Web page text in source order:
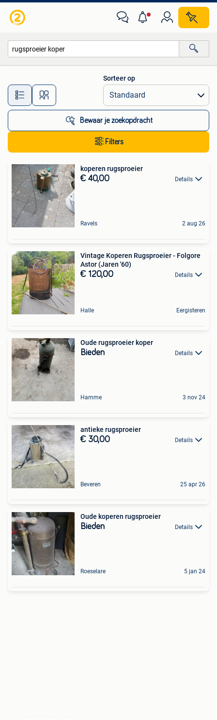
Alle afstanden…
Sorteer op
Bewaar je zoekopdracht
Filters
koperen rugsproeier
€ 40,00 Details
Ravels 2 aug 26
Vintage Koperen Rugsproeier - Folgore
Astor (Jaren '60)
€ 120,00 Details
Halle Eergisteren
Oude rugsproeier koper
Bieden Details
Hamme 3 nov 24
antieke rugsproeier
€ 30,00 Details
Beveren 25 apr 26
Oude koperen rugsproeier
Bieden Details
Roeselare 5 jan 24